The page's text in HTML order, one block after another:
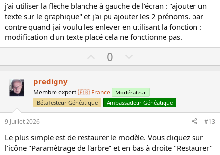
j'ai utiliser la flèche blanche à gauche de l'écran : "ajouter un
texte sur le graphique" et j'ai pu ajouter les 2 prénoms. par
contre quand j'ai voulu les enlever en utilisant la fonction :
modification d'un texte placé cela ne fonctionne pas.
U
p
o
t
e
0
o
n
v
o
t
e
predigny
Membre expert 🇫🇷 France
Modérateur
BétaTesteur Généatique
Ambassadeur Généatique
9 Juillet 2026 #13
Le plus simple est de restaurer le modèle. Vous cliquez sur
l'icône "Paramétrage de l'arbre" et en bas à droite "Restaurer"